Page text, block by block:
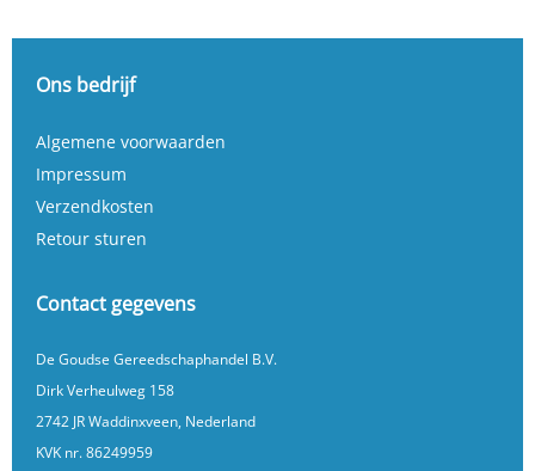
Ons bedrijf
Algemene voorwaarden
Impressum
Verzendkosten
Retour sturen
Contact gegevens
De Goudse Gereedschaphandel B.V.
Dirk Verheulweg 158
2742 JR Waddinxveen, Nederland
KVK nr. 86249959